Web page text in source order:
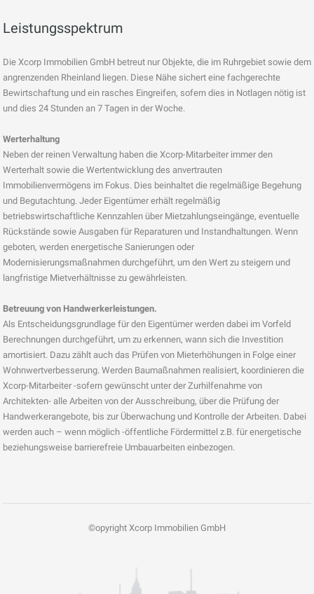
Leistungsspektrum
Die Xcorp Immobilien GmbH betreut nur Objekte, die im Ruhrgebiet sowie dem
angrenzenden Rheinland liegen. Diese Nähe sichert eine fachgerechte
Bewirtschaftung und ein rasches Eingreifen, sofern dies in Notlagen nötig ist
und dies 24 Stunden an 7 Tagen in der Woche.
Werterhaltung
Neben der reinen Verwaltung haben die Xcorp-Mitarbeiter immer den
Werterhalt sowie die Wertentwicklung des anvertrauten
Immobilienvermögens im Fokus. Dies beinhaltet die regelmäßige Begehung
und Begutachtung. Jeder Eigentümer erhält regelmäßig
betriebswirtschaftliche Kennzahlen über Mietzahlungseingänge, eventuelle
Rückstände sowie Ausgaben für Reparaturen und Instandhaltungen. Wenn
geboten, werden energetische Sanierungen oder
Modernisierungsmaßnahmen durchgeführt, um den Wert zu steigern und
langfristige Mietverhältnisse zu gewährleisten.
Betreuung von Handwerkerleistungen.
Als Entscheidungsgrundlage für den Eigentümer werden dabei im Vorfeld
Berechnungen durchgeführt, um zu erkennen, wann sich die Investition
amortisiert. Dazu zählt auch das Prüfen von Mieterhöhungen in Folge einer
Wohnwertverbesserung. Werden Baumaßnahmen realisiert, koordinieren die
Xcorp-Mitarbeiter -sofern gewünscht unter der Zurhilfenahme von
Architekten- alle Arbeiten von der Ausschreibung, über die Prüfung der
Handwerkerangebote, bis zur Überwachung und Kontrolle der Arbeiten. Dabei
werden auch – wenn möglich -öffentliche Fördermittel z.B. für energetische
beziehungsweise barrierefreie Umbauarbeiten einbezogen.
©opyright Xcorp Immobilien GmbH